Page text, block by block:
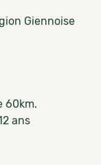
Giennoise
60km.
ans